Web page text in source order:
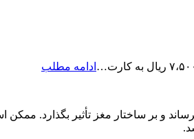
ادامه مطلب
حامدیو بر ساختار مغز تأثیر بگذارد.